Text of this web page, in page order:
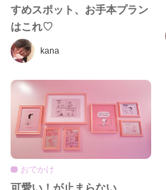
kana
すめスポット、お手本プラン
はこれ♡
おでかけ
可愛い！が止まらない